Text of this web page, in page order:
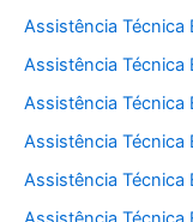
Assistência Técnica
Assistência
Assistência Técnica
Assistência Técnica
Assistência Técnica